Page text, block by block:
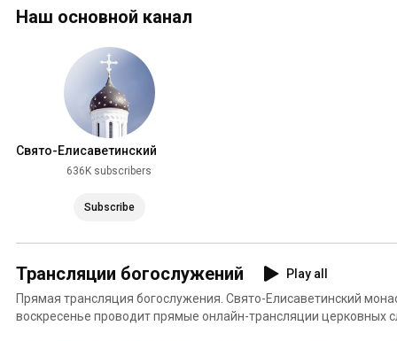
Наш основной канал
Свято-Eлисаветинский
монастырь636K subscribers
Subscribe
Трансляции богослужений
Play all
Прямая трансляция богослужения. Свято-Елисаветинский
воскресенье проводит прямые онлайн-трансляции церковных